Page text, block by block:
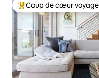
Coup de cœur
Coup de cœur